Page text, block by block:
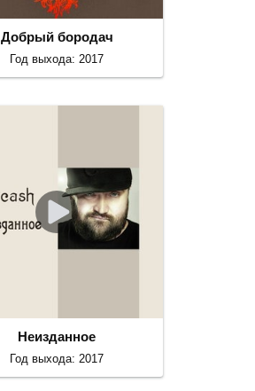
Добрый бородач
Год выхода: 2017
Неизданное
Год выхода: 2017